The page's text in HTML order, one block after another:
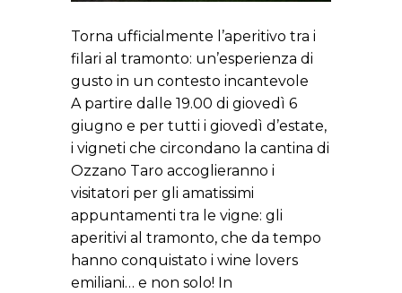
Torna ufficialmente l’aperitivo tra i
filari al tramonto: un’esperienza di
gusto in un contesto incantevole
A partire dalle 19.00 di giovedì 6
giugno e per tutti i giovedì d’estate,
i vigneti che circondano la cantina di
Ozzano Taro accoglieranno i
visitatori per gli amatissimi
appuntamenti tra le vigne: gli
aperitivi al tramonto, che da tempo
hanno conquistato i wine lovers
emiliani… e non solo! In